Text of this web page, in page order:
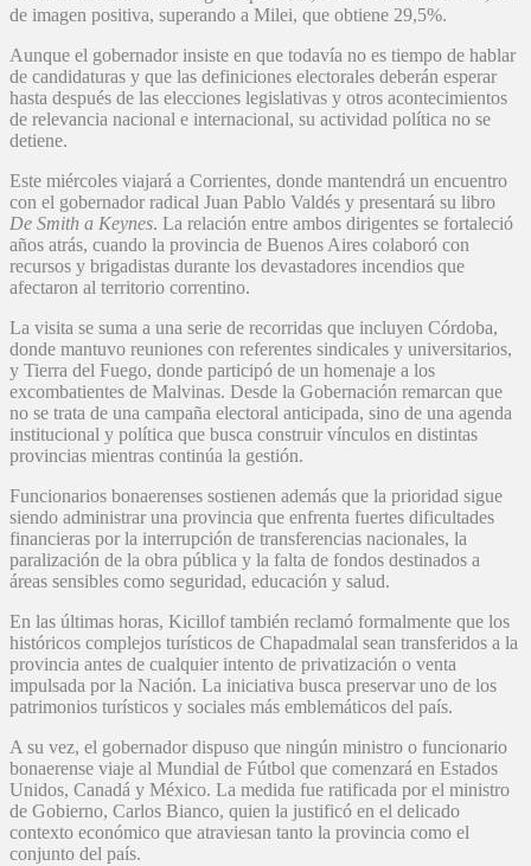
de imagen positiva, superando a Milei, que obtiene 29,5%.
Aunque el gobernador insiste en que todavía no es tiempo de hablar
de candidaturas y que las definiciones electorales deberán esperar
hasta después de las elecciones legislativas y otros acontecimientos
de relevancia nacional e internacional, su actividad política no se
detiene.
Este miércoles viajará a Corrientes, donde mantendrá un encuentro
con el gobernador radical Juan Pablo Valdés y presentará su libro
De Smith a Keynes. La relación entre ambos dirigentes se fortaleció
años atrás, cuando la provincia de Buenos Aires colaboró con
recursos y brigadistas durante los devastadores incendios que
afectaron al territorio correntino.
La visita se suma a una serie de recorridas que incluyen Córdoba,
donde mantuvo reuniones con referentes sindicales y universitarios,
y Tierra del Fuego, donde participó de un homenaje a los
excombatientes de Malvinas. Desde la Gobernación remarcan que
no se trata de una campaña electoral anticipada, sino de una agenda
institucional y política que busca construir vínculos en distintas
provincias mientras continúa la gestión.
Funcionarios bonaerenses sostienen además que la prioridad sigue
siendo administrar una provincia que enfrenta fuertes dificultades
financieras por la interrupción de transferencias nacionales, la
paralización de la obra pública y la falta de fondos destinados a
áreas sensibles como seguridad, educación y salud.
En las últimas horas, Kicillof también reclamó formalmente que los
históricos complejos turísticos de Chapadmalal sean transferidos a la
provincia antes de cualquier intento de privatización o venta
impulsada por la Nación. La iniciativa busca preservar uno de los
patrimonios turísticos y sociales más emblemáticos del país.
A su vez, el gobernador dispuso que ningún ministro o funcionario
bonaerense viaje al Mundial de Fútbol que comenzará en Estados
Unidos, Canadá y México. La medida fue ratificada por el ministro
de Gobierno, Carlos Bianco, quien la justificó en el delicado
contexto económico que atraviesan tanto la provincia como el
conjunto del país.